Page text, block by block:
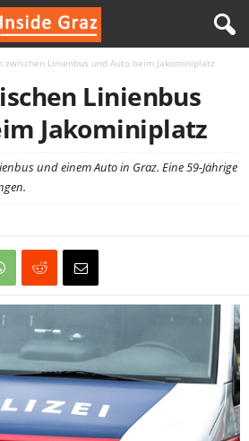
zwischen Linienbus und Auto beim Jakominiplatz
Linienbus
Jakominiplatz
und einem Auto in Graz. Eine 59-Jährige